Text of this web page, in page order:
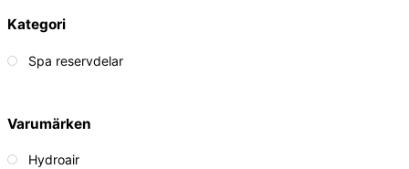
Kategori
Spa reservdelar
Varumärken
Hydroair